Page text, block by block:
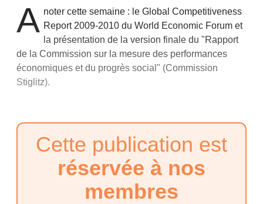
A noter cette semaine : le Global Competitiveness
Report 2009-2010 du World Economic Forum et
la présentation de la version finale du "Rapport
de la Commission sur la mesure des performances
économiques et du progrès social" (Commission
Stiglitz).
Cette publication est
réservée à nos
membres